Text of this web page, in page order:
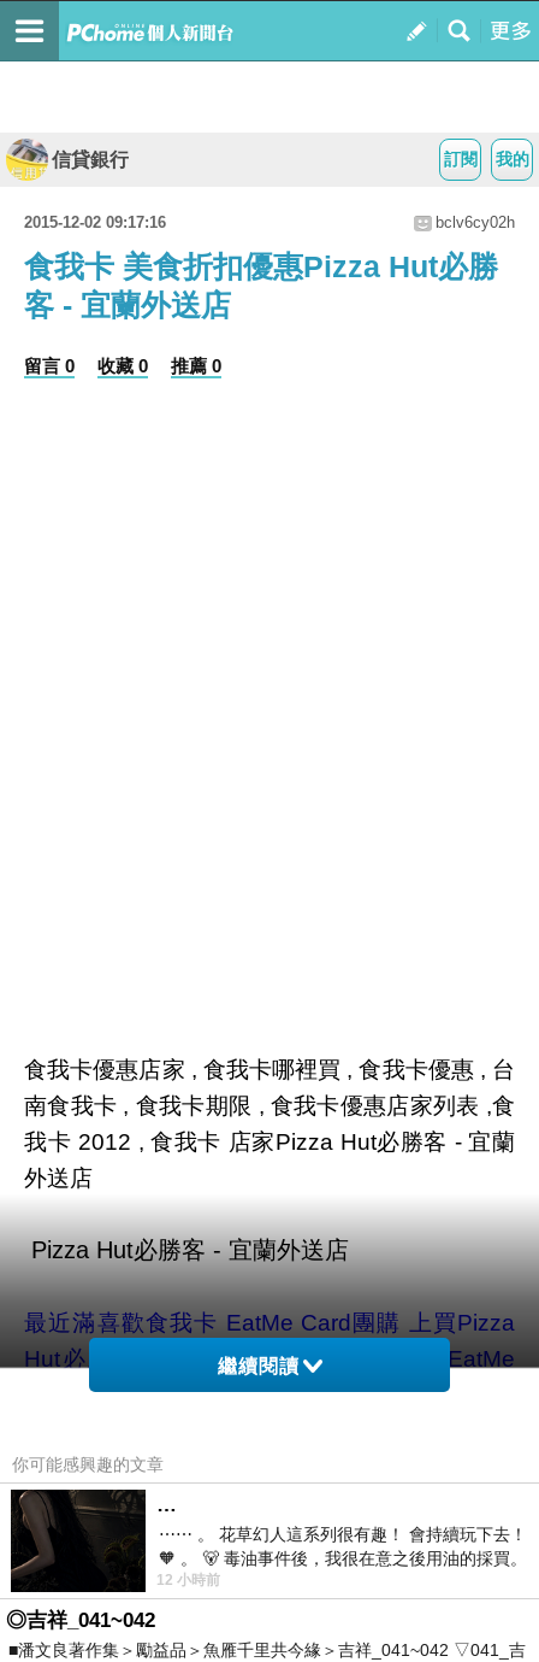
我的
訂閱
信貸銀行
2015-12-02 09:17:16 bclv6cy02h
食我卡 美食折扣優惠Pizza Hut必勝
客 - 宜蘭外送店
留言 0 收藏 0 推薦 0
食我卡優惠店家 , 食我卡哪裡買 , 食我卡優惠 , 台
南食我卡 , 食我卡期限 , 食我卡優惠店家列表 ,食
我卡 2012 , 食我卡 店家Pizza Hut必勝客 - 宜蘭
外送店
最近滿喜歡食我卡 EatMe Card團購 上買Pizza
Hut必勝客 - 宜蘭外送店，因為食我卡 EatMe
Card 食我餐飲的核心價值是「讓天下沒有難開的
業經營者」提供與設計創新的產品與消費體驗，
主要的產品為「食我卡」與「食我吃什麼」
APP，目前已經有超過2000家全國知名餐廳與食
我合作，超過10萬次下載與2萬個卡友會員，透
過O2O(Online to Offline)與LBS（Location
Based Service），結合網路社群與行動應用，
繼續閱讀
你可能感興趣的文章
…
⋯⋯ 。 花草幻人這系列很有趣！ 會持續玩下去！
🧡 。 🐻 毒油事件後，我很在意之後用油的採買。
前天購買了我之前就很愛
12 小時前
◎吉祥_041~042
■潘文良著作集＞勵益品＞魚雁千里共今緣＞吉祥_041~042 ▽041_吉